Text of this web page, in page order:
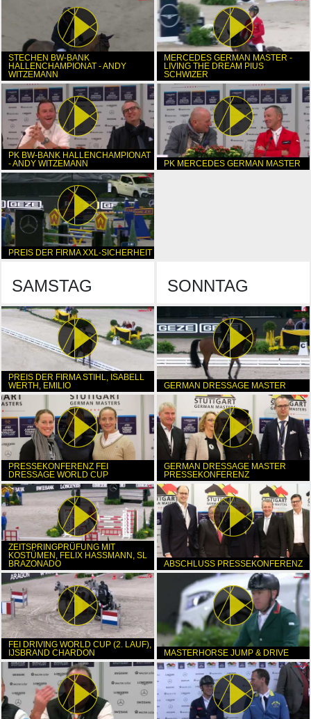
STECHEN BW-BANK
HALLENCHAMPIONAT - ANDY
WITZEMANN
PK BW-BANK HALLENCHAMPIONAT
- ANDY WITZEMANN
PREIS DER FIRMA XXL-SICHERHEIT
MERCEDES GERMAN MASTER -
LIVING THE DREAM PIUS
SCHWIZER
PK MERCEDES GERMAN MASTER
SAMSTAG
PREIS DER FIRMA STIHL, ISABELL
WERTH, EMILIO
PRESSEKONFERENZ FEI
DRESSAGE WORLD CUP
ZEITSPRINGPRÜFUNG MIT
KOSTÜMEN, FELIX HASSMANN, SL
BRAZONADO
FEI DRIVING WORLD CUP (2. LAUF),
IJSBRAND CHARDON
SONNTAG
GERMAN DRESSAGE MASTER
GERMAN DRESSAGE MASTER
PRESSEKONFERENZ
ABSCHLUSS PRESSEKONFERENZ
MASTERHORSE JUMP & DRIVE